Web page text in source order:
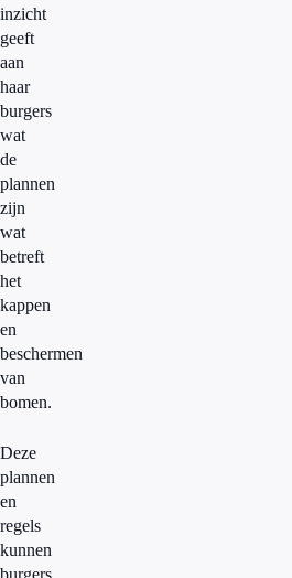
inzicht
geeft
aan
haar
burgers
wat
de
plannen
zijn
wat
betreft
het
kappen
en
beschermen
van
bomen.
Deze
plannen
en
regels
kunnen
burgers